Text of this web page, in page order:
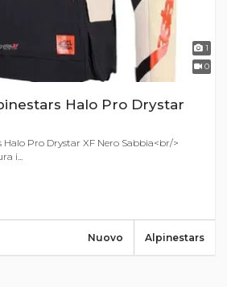
1
0
Halo Pro Drystar
Pro Drystar XF Nero Sabbia<br/>
i...
Alpinestars
Nuovo